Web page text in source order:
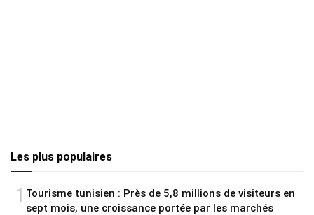
Les plus populaires
1 Tourisme tunisien : Près de 5,8 millions de visiteurs en
sept mois, une croissance portée par les marchés